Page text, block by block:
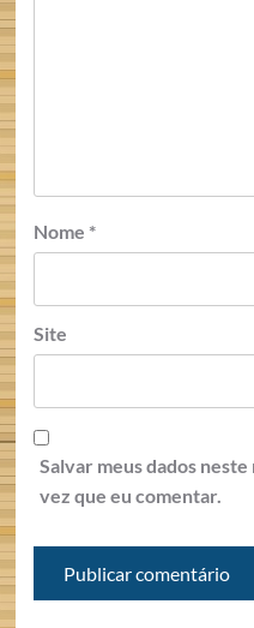
Nome *
Site
Salvar meus dados
vez que eu comentar.